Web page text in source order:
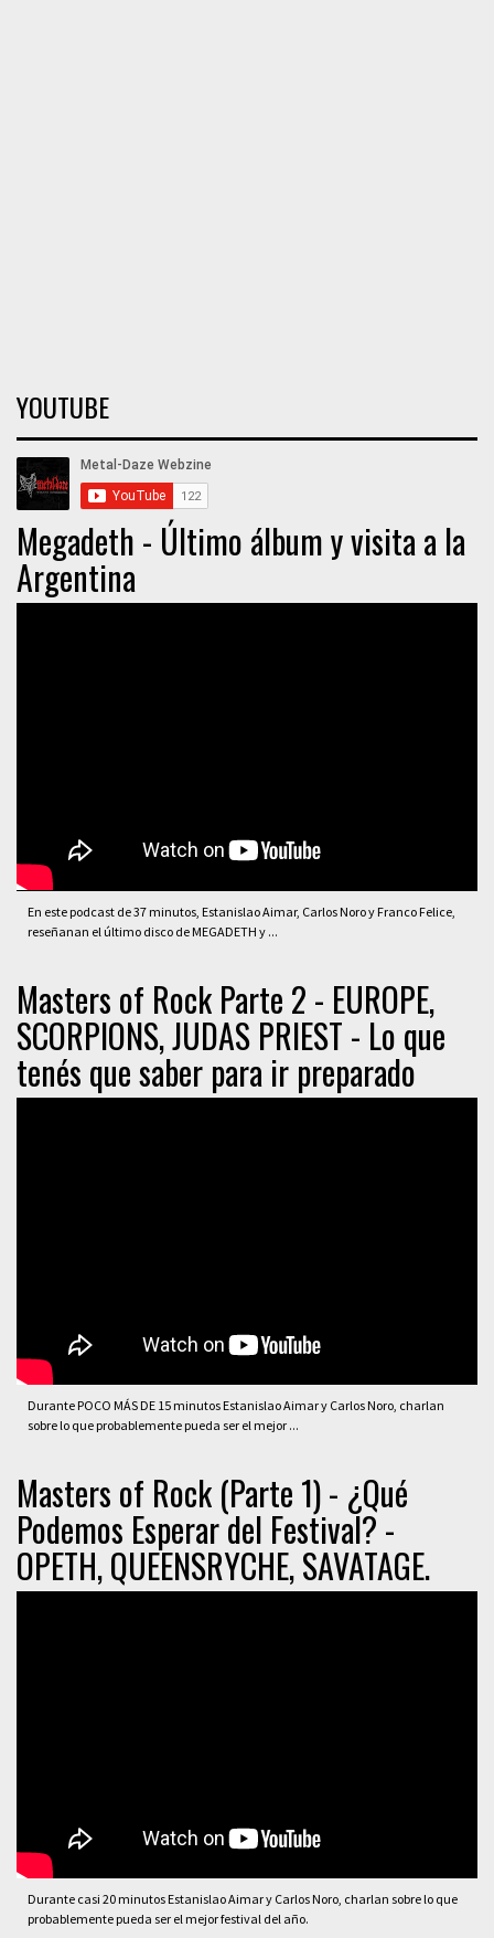
YOUTUBE
Megadeth - Último álbum y visita a la
Argentina
En este podcast de 37 minutos, Estanislao Aimar, Carlos Noro y Franco Felice,
reseñanan el último disco de MEGADETH y ...
Masters of Rock Parte 2 - EUROPE,
SCORPIONS, JUDAS PRIEST - Lo que
tenés que saber para ir preparado
Durante POCO MÁS DE 15 minutos Estanislao Aimar y Carlos Noro, charlan
sobre lo que probablemente pueda ser el mejor ...
Masters of Rock (Parte 1) - ¿Qué
Podemos Esperar del Festival? -
OPETH, QUEENSRYCHE, SAVATAGE.
Durante casi 20 minutos Estanislao Aimar y Carlos Noro, charlan sobre lo que
probablemente pueda ser el mejor festival del año.